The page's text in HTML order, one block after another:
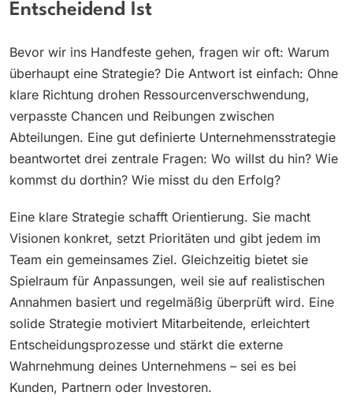
Entscheidend Ist
Bevor wir ins Handfeste gehen, fragen wir oft: Warum
überhaupt eine Strategie? Die Antwort ist einfach: Ohne
klare Richtung drohen Ressourcenverschwendung,
verpasste Chancen und Reibungen zwischen
Abteilungen. Eine gut definierte Unternehmensstrategie
beantwortet drei zentrale Fragen: Wo willst du hin? Wie
kommst du dorthin? Wie misst du den Erfolg?
Eine klare Strategie schafft Orientierung. Sie macht
Visionen konkret, setzt Prioritäten und gibt jedem im
Team ein gemeinsames Ziel. Gleichzeitig bietet sie
Spielraum für Anpassungen, weil sie auf realistischen
Annahmen basiert und regelmäßig überprüft wird. Eine
solide Strategie motiviert Mitarbeitende, erleichtert
Entscheidungsprozesse und stärkt die externe
Wahrnehmung deines Unternehmens – sei es bei
Kunden, Partnern oder Investoren.